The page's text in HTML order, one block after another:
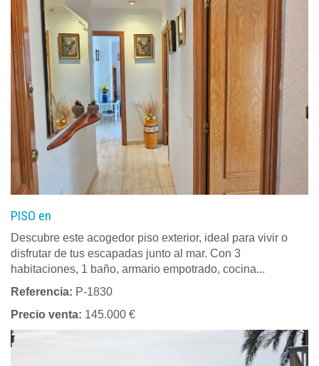
PISO en
Descubre este acogedor piso exterior, ideal para vivir o
disfrutar de tus escapadas junto al mar. Con 3
habitaciones, 1 baño, armario empotrado, cocina...
Referencia: P-1830
Precio venta: 145.000 €